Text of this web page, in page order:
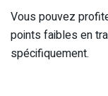
Vous pouvez
points faibles en
spécifiquement.